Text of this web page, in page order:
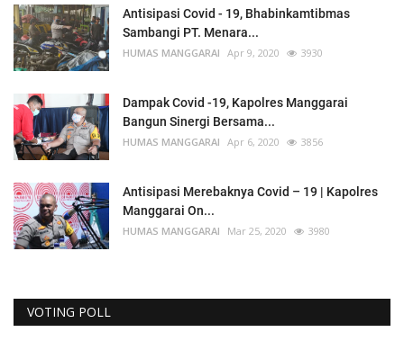
Antisipasi Covid - 19, Bhabinkamtibmas
Sambangi PT. Menara...
HUMAS MANGGARAI Apr 9, 2020 3930
Dampak Covid -19, Kapolres Manggarai
Bangun Sinergi Bersama...
HUMAS MANGGARAI Apr 6, 2020 3856
Antisipasi Merebaknya Covid – 19 | Kapolres
Manggarai On...
HUMAS MANGGARAI Mar 25, 2020 3980
VOTING POLL